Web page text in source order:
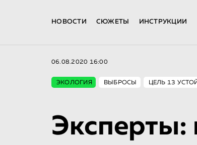
НОВОСТИ СЮЖЕТЫ ИНСТРУКЦИИ
06.08.2020 16:00
ЭКОЛОГИЯ ВЫБРОСЫ ЦЕЛЬ 13
Эксперты: